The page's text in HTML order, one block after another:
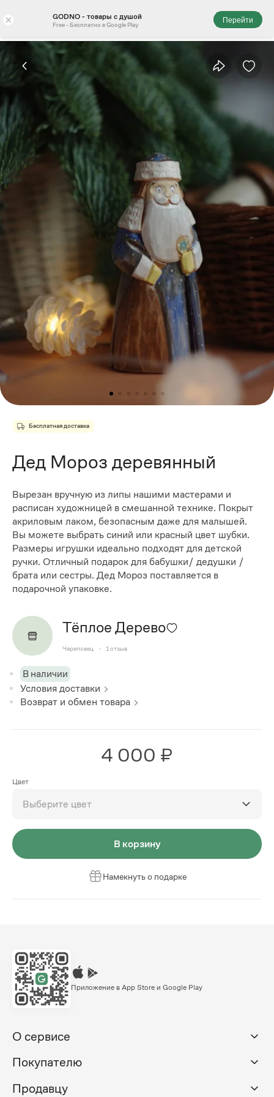
× GODNO - товары с душой
Free - Бесплатно в Google Play
Перейти
Бесплатная доставка
Дед Мороз деревянный
Вырезан вручную из липы нашими мастерами и
расписан художницей в смешанной технике. Покрыт
акриловым лаком, безопасным даже для малышей.
Вы можете выбрать синий или красный цвет шубки.
Размеры игрушки идеально подходят для детской
ручки. Отличный подарок для бабушки/ дедушки /
брата или сестры. Дед Мороз поставляется в
подарочной упаковке.
Тёплое Дерево
Череповец 1 отзыв
В наличии
Условия доставки
Возврат и обмен товара
4 000 ₽
Цвет
Выберите цвет
В корзину
Намекнуть о подарке
Приложение в App Store и Google Play
О сервисе
Покупателю
Продавцу